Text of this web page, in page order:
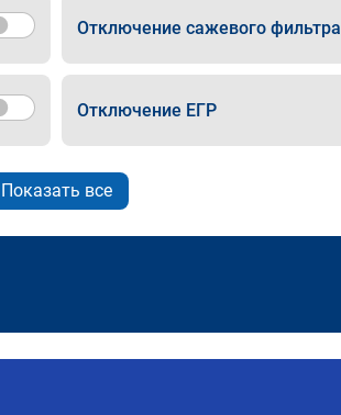
Отключение сажевого фильтра
Отключение ЕГР
Показать все